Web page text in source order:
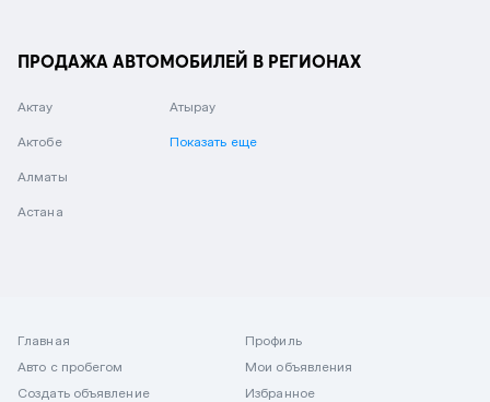
ПРОДАЖА АВТОМОБИЛЕЙ В РЕГИОНАХ
Актау
Актобе
Алматы
Астана
Атырау
Показать еще
Главная
Авто с пробегом
Создать объявление
Профиль
Мои объявления
Избранное